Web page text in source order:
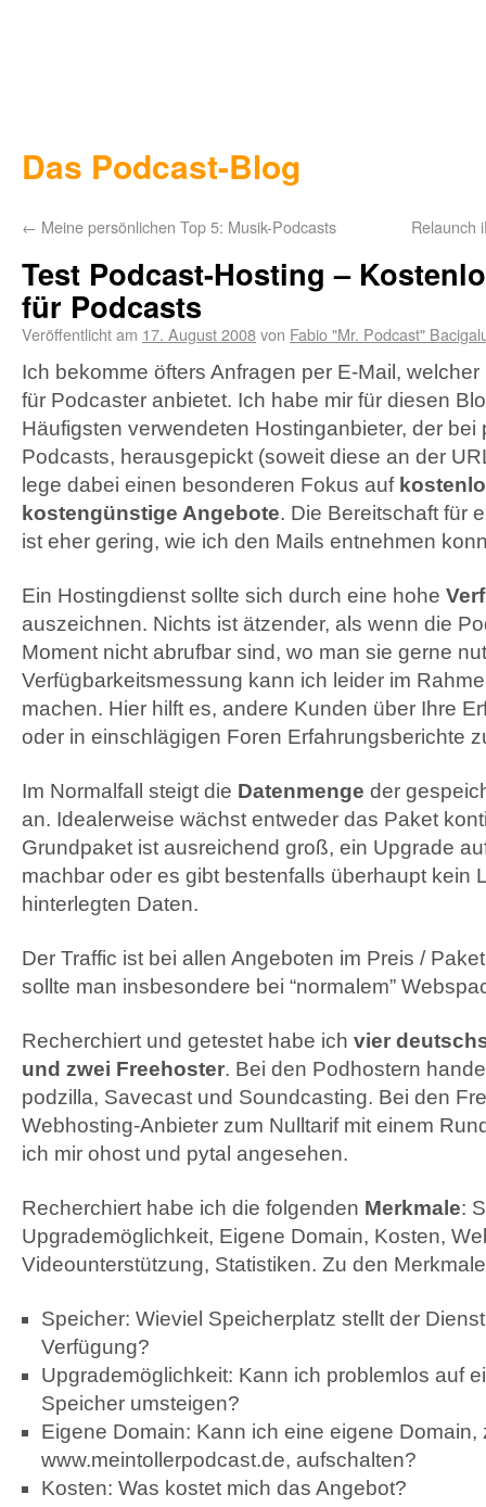
Das Podcast-Blog
← Meine persönlichen Top 5: Musik-Podcasts Relaunch
Test Podcast-Hosting –
für Podcasts
Veröffentlicht am 17. August 2008von Fabio "Mr. Podcast"
Ich bekomme öfters Anfragen per E-Mail, welcher
für Podcaster anbietet. Ich habe mir für diesen
Häufigsten verwendeten Hostinganbieter, der bei
Podcasts, herausgepickt (soweit diese an der
lege dabei einen besonderen Fokus auf
kostengünstige Angebote. Die Bereitschaft für
ist eher gering, wie ich den Mails entnehmen
Ein Hostingdienst sollte sich durch eine hohe
auszeichnen. Nichts ist ätzender, als wenn die
Moment nicht abrufbar sind, wo man sie gerne
Verfügbarkeitsmessung kann ich leider im
machen. Hier hilft es, andere Kunden über Ihre
oder in einschlägigen Foren Erfahrungsberichte
Im Normalfall steigt die Datenmenge der
an. Idealerweise wächst entweder das Paket
Grundpaket ist ausreichend groß, ein Upgrade
machbar oder es gibt bestenfalls überhaupt kein
hinterlegten Daten.
Der Traffic ist bei allen Angeboten im Preis /
sollte man insbesondere bei “normalem”
Recherchiert und getestet habe ich vier
und zwei Freehoster. Bei den Podhostern
podzilla, Savecast und Soundcasting. Bei den
Webhosting-Anbieter zum Nulltarif mit einem
ich mir ohost und pytal angesehen.
Recherchiert habe ich die folgenden Merkmale:
Upgrademöglichkeit, Eigene Domain, Kosten,
Videounterstützung, Statistiken. Zu den
Speicher: Wieviel Speicherplatz stellt der
Verfügung?
Upgrademöglichkeit: Kann ich problemlos auf
Speicher umsteigen?
Eigene Domain: Kann ich eine eigene Domain,
www.meintollerpodcast.de, aufschalten?
Kosten: Was kostet mich das Angebot?